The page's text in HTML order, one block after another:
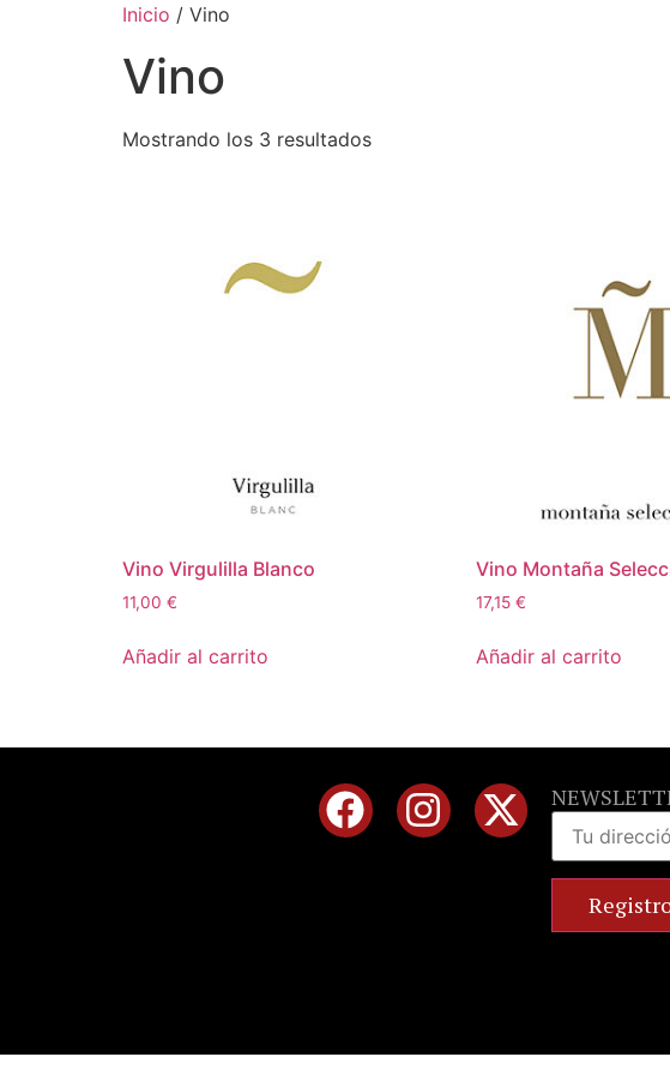
Inicio / Vino
Vino
Mostrando los 3 resultados
Vino Virgulilla Blanco
11,00 €
Añadir al carrito
Vino Montaña
17,15 €
Añadir al carrito